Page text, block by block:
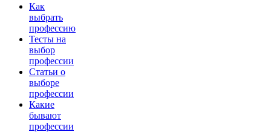
Как
выбрать
профессию
Тесты на
выбор
профессии
Статьи о
выборе
профессии
Какие
бывают
профессии